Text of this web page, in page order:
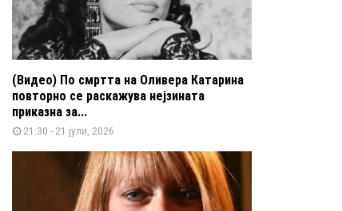
(Видео) По смртта на Оливера Катарина
повторно се раскажува нејзината
приказна за...
21:30 - 21 јули, 2026